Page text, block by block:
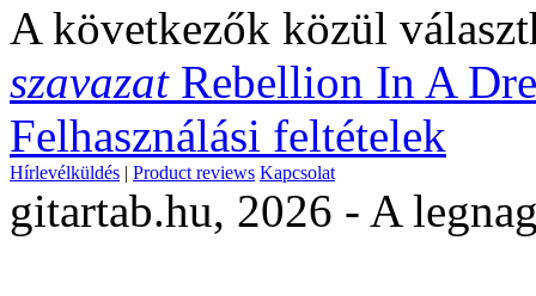
A következők közül
szavazat Rebellion In A
Felhasználási feltételek
Hírlevélküldés | Product reviews Kapcsolat
gitartab.hu, 2026 - A